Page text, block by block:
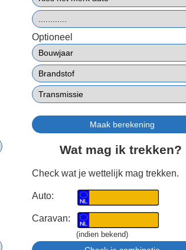
Optioneel
Wat mag ik trekken?
Check wat je wettelijk mag trekken.
Auto:
Caravan:
(indien bekend)